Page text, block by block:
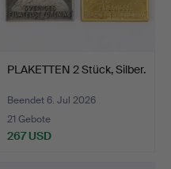
PLAKETTEN 2 Stück, Silber.
Beendet 6. Jul 2026
21 Gebote
267 USD